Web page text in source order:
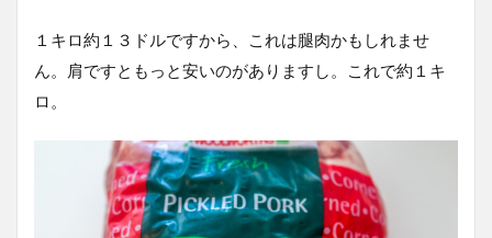
１キロ約１３ドルですから、これは腿肉かもしれませ
ん。肩ですともっと安いのがありますし。これで約１キ
ロ。